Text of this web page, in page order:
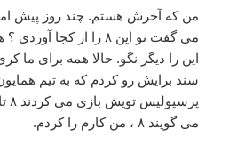
من که آخرش هستم. چند روز پیش
می گفت تو این ۸ را از
سند برایش رو کردم که به تیم
می گویند ۸ ، من کارم را کردم.